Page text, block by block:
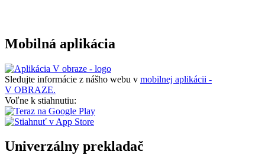
Mobilná aplikácia
Sledujte informácie z nášho webu v mobilnej aplikácii -
V OBRAZE.
Voľne k stiahnutiu:
Univerzálny prekladač